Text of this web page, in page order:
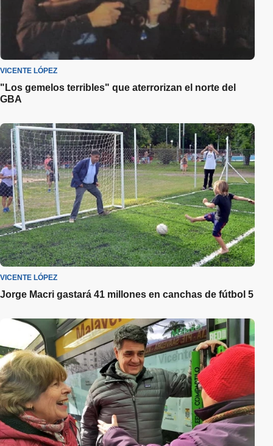
VICENTE LÓPEZ
"Los gemelos terribles" que aterrorizan el norte del
GBA
VICENTE LÓPEZ
Jorge Macri gastará 41 millones en canchas de fútbol 5